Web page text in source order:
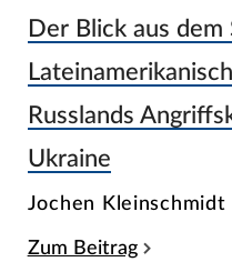
Der Blick aus dem
Russlands
Ukraine
Jochen Kleinschmidt
Zum Beitrag